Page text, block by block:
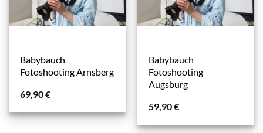
Babybauch
Fotoshooting Arnsberg
69,90€
Babybauch
Fotoshooting
Augsburg
59,90€